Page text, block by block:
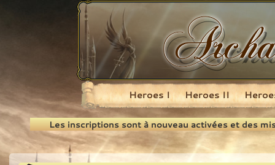
Recherche
Heroes I Heroes II
Les inscriptions sont à nouveau activées et des